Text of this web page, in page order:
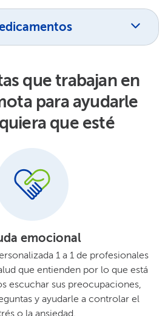
que trabajan en
para ayudarle
que esté​​
emocional​​
1 a 1 de profesionales
que entienden por lo que está
escuchar sus preocupaciones,
y ayudarle a controlar el
o la ansiedad.​​